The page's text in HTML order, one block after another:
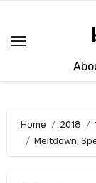
content
Home 2018
Meltdown,